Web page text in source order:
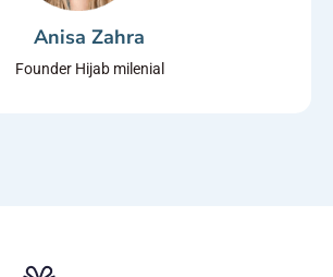
Anisa Zahra
Founder Hijab milenial